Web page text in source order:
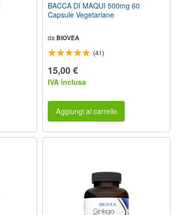
BACCA DI MAQUI 500mg 60
Capsule Vegetariane
da BIOVEA
(41)
15,00 €
IVA inclusa
Aggiungi al carrello